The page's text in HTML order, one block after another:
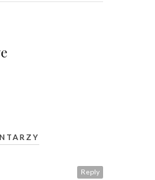
Reply